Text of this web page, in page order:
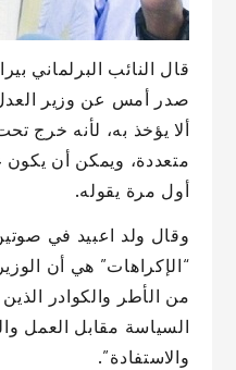
قال النائب البرلماني
صدر أمس عن وزير
ألا يؤخذ به، لأنه خرج
متعددة، ويمكن أن يكون
أول مرة يقوله.
“الإكراهات” هي أن
من الأطر والكوادر
السياسة مقابل العمل
والاستفادة”.